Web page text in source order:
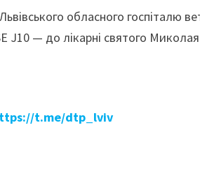
обласного госпіталю
— до лікарні святого Миколая
t.me/dtp_lviv